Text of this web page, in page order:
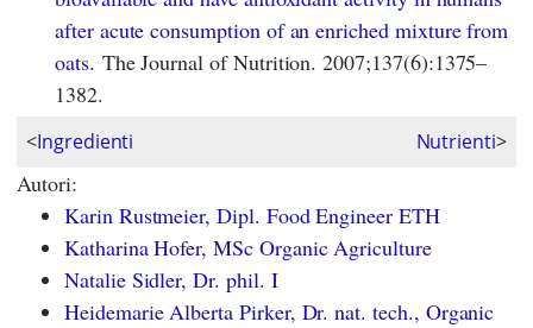
after acute consumption of an enriched mixture from
oats. The Journal of Nutrition. 2007;137(6):1375–
1382.
<Ingredienti Nutrienti>
Autori:
Karin Rustmeier, Dipl. Food Engineer ETH
Katharina Hofer, MSc Organic Agriculture
Natalie Sidler, Dr. phil. I
Heidemarie Alberta Pirker, Dr. nat. tech., Organic